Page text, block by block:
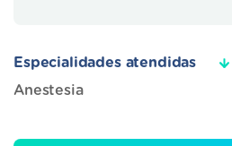
Especialidades atendidas
Anestesia